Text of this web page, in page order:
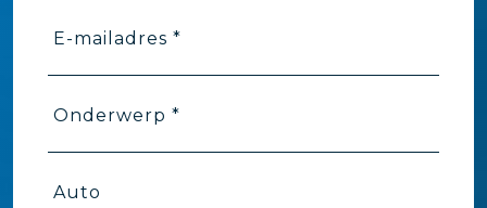
E-mailadres *
Onderwerp *
Auto